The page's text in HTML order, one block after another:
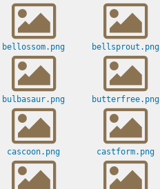
bellossom.png bellsprout.png
bulbasaur.png butterfree.png
cascoon.png castform.png